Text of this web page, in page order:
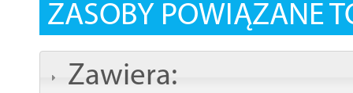
ZASOBY POWIĄZANE
Zawiera: